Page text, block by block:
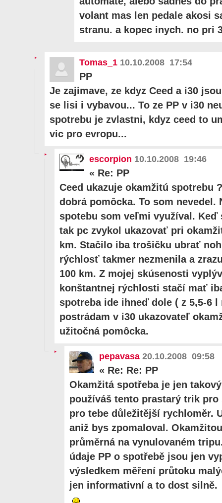
volant mas len pedale akosi
stranu. a kopec inych. no pri
Tomas_1 10.10.2008 17:54
PP
Je zajimave, ze kdyz Ceed a i30
se lisi i vybavou... To ze PP v i30
spotrebu je zvlastni, kdyz ceed to
vic pro evropu...
escorpion 10.10.2008 19:46
« Re: PP
Ceed ukazuje okamžitú spotrebu
dobrá pomôcka. To som nevedel.
spotebu som veľmi využíval. Keď
tak pc zvykol ukazovať pri
km. Stačilo iba trošičku ubrať
rýchlosť takmer nezmenila a
100 km. Z mojej skúsenosti
konštantnej rýchlosti stačí mať
spotreba ide ihneď dole ( z 5,5-6 l
postrádam v i30 ukazovateľ
užitočná pomôcka.
pepavasa 20.10.2008 09:58
« Re: Re: PP
Okamžitá spotřeba je jen
používáš tento prastarý trik
pro tebe důležitější rychloměr.
aniž bys zpomaloval.
průměrná na vynulovaném
údaje PP o spotřebě jsou jen
výsledkem měření průtoku
jen informativní a to dost silně.